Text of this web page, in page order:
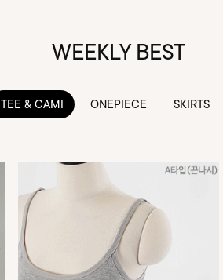
WEEKLY BEST
TEE & CAMI ONEPIECE SKIRTS